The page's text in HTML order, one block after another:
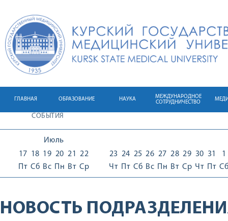
ГЛАВНАЯ ОБРАЗОВАНИЕ НАУКА
МЕЖДУНАРОДНОЕ
СОТРУДНИЧЕСТВО
СОБЫТИЯ
Июль
17
Пт
18
Сб
19
Вс
20
Пн
21
Вт
22
Ср
23
Чт
24
Пт
25
Сб
26
Вс
27
Пн
28
Вт
29
Ср
30
Чт
31
Пт
1
Сб
НОВОСТЬ